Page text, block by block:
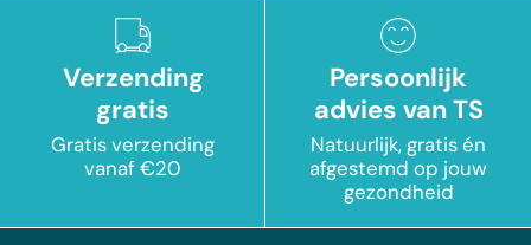
Verzending
gratis
Gratis verzending
vanaf €20
Persoonlijk
advies van TS
Natuurlijk, gratis én
afgestemd op jouw
gezondheid